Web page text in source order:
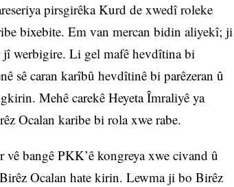
pirsgirêka Kurd de xwedî roleke
bixebite. Em van mercan bidin aliyekî; ji
werbigire. Li gel mafê hevdîtina bi
sê caran karîbû hevdîtinê bi parêzeran û
Mehê carekê Heyeta Îmraliyê ya
Ocalan karibe bi rola xwe rabe.
bangê PKK’ê kongreya xwe civand û
Ocalan hate kirin. Lewma ji bo Birêz